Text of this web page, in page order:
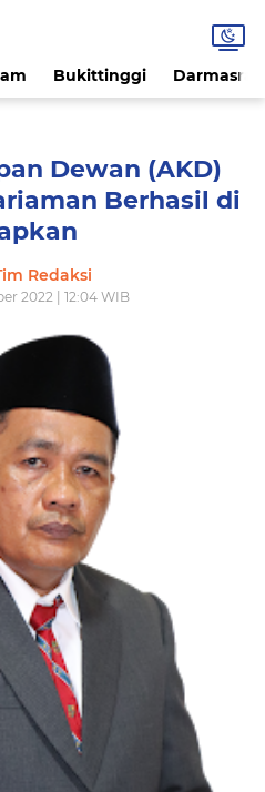
Bukittinggi
Dewan (AKD)
Berhasil di
Redaksi
2022 | 12:04 WIB